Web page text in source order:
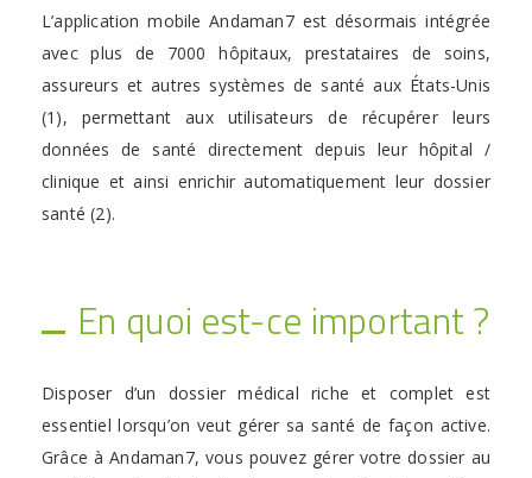
L’application mobile Andaman7 est désormais intégrée
avec plus de 7000 hôpitaux, prestataires de soins,
assureurs et autres systèmes de santé aux États-Unis
(1), permettant aux utilisateurs de récupérer leurs
données de santé directement depuis leur hôpital /
clinique et ainsi enrichir automatiquement leur dossier
santé (2).
En quoi est-ce important ?
Disposer d’un dossier médical riche et complet est
essentiel lorsqu’on veut gérer sa santé de façon active.
Grâce à Andaman7, vous pouvez gérer votre dossier au